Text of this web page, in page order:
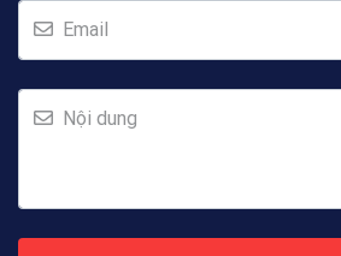
Email
Nội dung